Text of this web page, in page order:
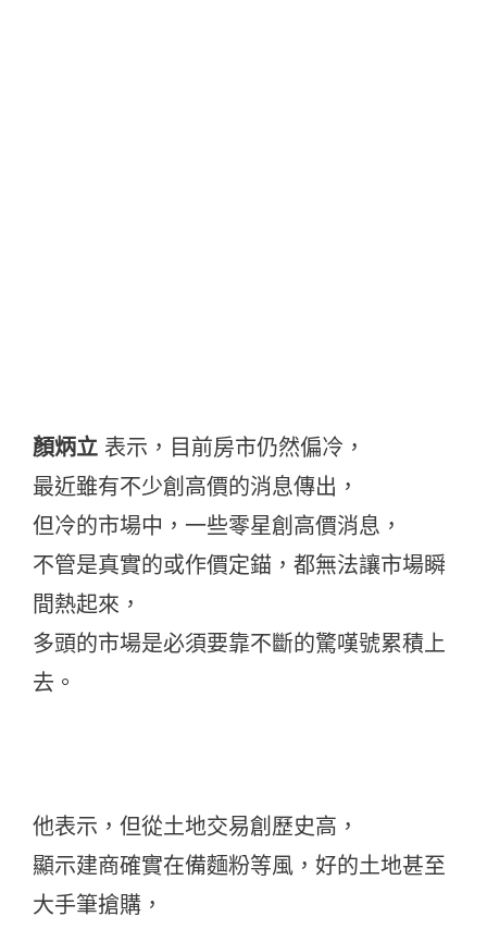
顏炳立 表示，目前房市仍然偏冷，
最近雖有不少創高價的消息傳出，
但冷的市場中，一些零星創高價消息，
不管是真實的或作價定錨，都無法讓市場瞬
間熱起來，
多頭的市場是必須要靠不斷的驚嘆號累積上
去。
他表示，但從土地交易創歷史高，
顯示建商確實在備麵粉等風，好的土地甚至
大手筆搶購，